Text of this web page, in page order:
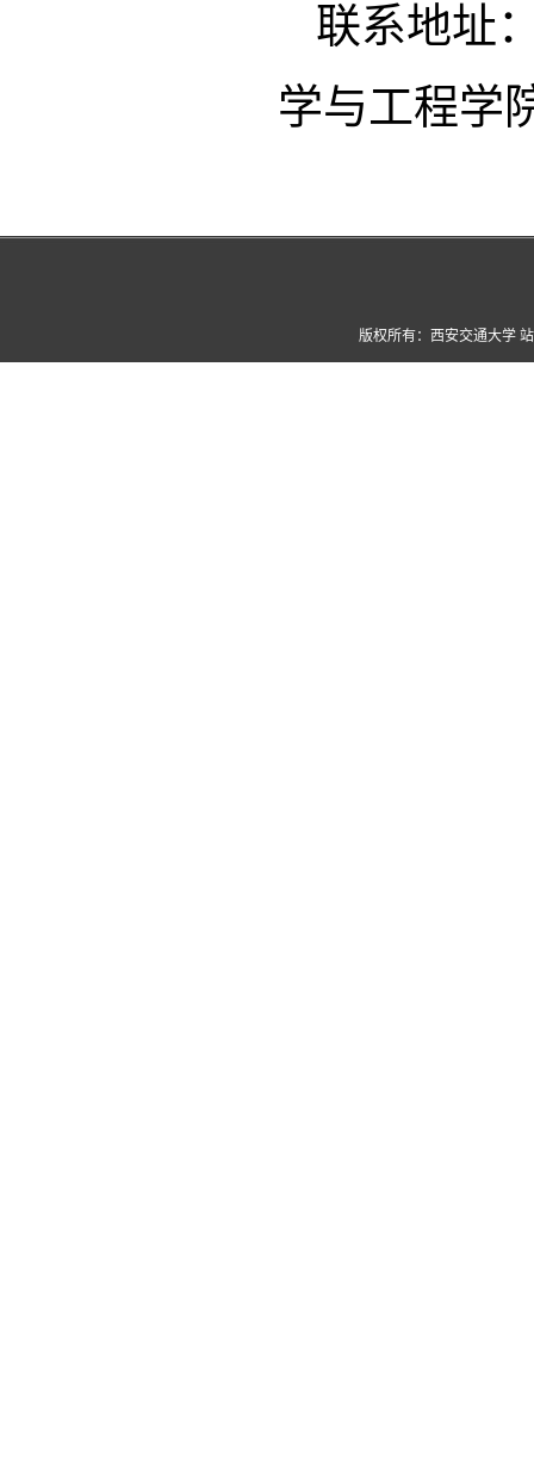
联系地址
学与工程学
版权所有：西安交通大学